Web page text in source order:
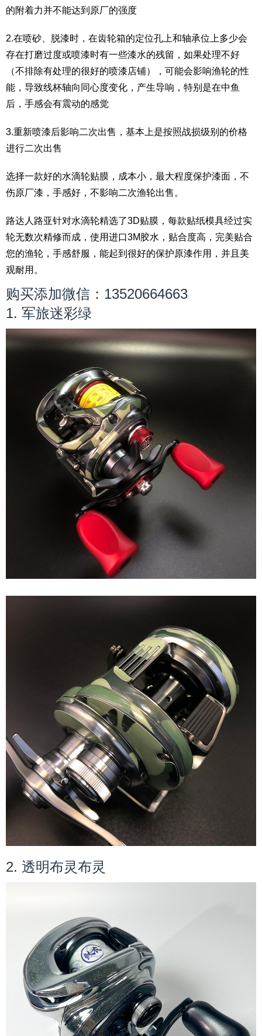
的附着力并不能达到原厂的强度
2.在喷砂、脱漆时，在齿轮箱的定位孔上和轴承位上多少会
存在打磨过度或喷漆时有一些漆水的残留，如果处理不好
（不排除有处理的很好的喷漆店铺），可能会影响渔轮的性
能，导致线杯轴向同心度变化，产生导响，特别是在中鱼
后，手感会有震动的感觉
3.重新喷漆后影响二次出售，基本上是按照战损级别的价格
进行二次出售
选择一款好的水滴轮贴膜，成本小，最大程度保护漆面，不
伤原厂漆，手感好，不影响二次渔轮出售。
路达人路亚针对水滴轮精选了3D贴膜，每款贴纸模具经过实
轮无数次精修而成，使用进口3M胶水，贴合度高，完美贴合
您的渔轮，手感舒服，能起到很好的保护原漆作用，并且美
观耐用。
购买添加微信：13520664663
1. 军旅迷彩绿
2. 透明布灵布灵